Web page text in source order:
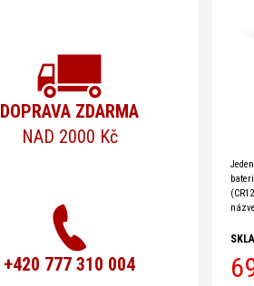
DOPRAVA ZDARMA
NAD 2000 Kč
+420 777 310 004